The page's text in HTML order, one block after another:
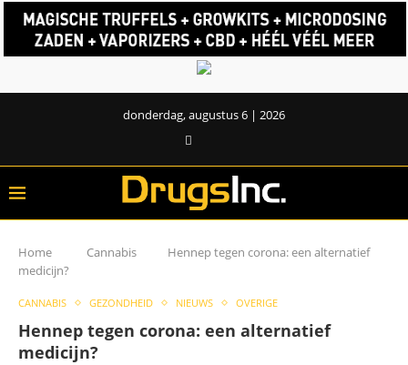
donderdag, augustus 6 | 2026
Home Cannabis
Hennep tegen corona: een alternatief
medicijn?
CANNABIS GEZONDHEID NIEUWS OVERIGE
Hennep tegen corona: een alternatief
medicijn?